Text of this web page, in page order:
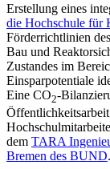
Erstellung eines
die Hochschule für
Förderrichtlinien
Bau und
Zustandes im
Einsparpotentiale
Eine CO2-
dem TARA
Bremen des BUND.